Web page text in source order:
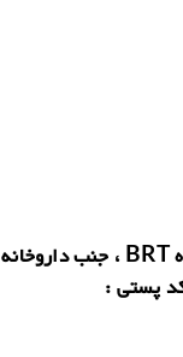
خیابان رباط اول ، چهار راه باهنر ، نبش چهار راه روبروی ایستگاه BRT ، جنب داروخانه
پستی :